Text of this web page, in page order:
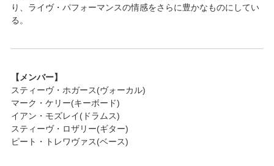
り、ライヴ・パフォーマンスの情感をさらに豊かなものにしてい
る。
【メンバー】
スティーヴ・ホガース(ヴォーカル)
マーク・ケリー(キーボード)
イアン・モズレイ(ドラムス)
スティーヴ・ロザリー(ギター)
ピート・トレワヴァス(ベース)